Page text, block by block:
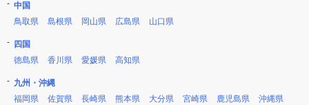
中国
鳥取県
島根県 岡山県 広島県 山口県
四国
徳島県
香川県 愛媛県 高知県
九州・沖縄
福岡県
佐賀県 長崎県 熊本県 大分県 宮崎県 鹿児島県 沖縄県